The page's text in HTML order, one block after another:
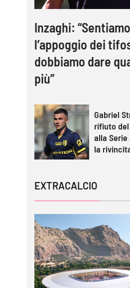
Inzaghi: “Sentiamo
l’appoggio dei
dobbiamo dare
più”
Gabriel
rifiuto del
alla Serie
la
EXTRACALCIO